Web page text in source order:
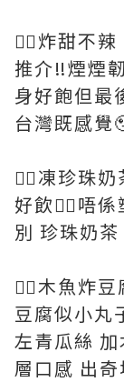
👉🏻炸甜不
推介‼️煙煙
身好飽但最
台灣既感覺
👉🏻凍珍珠
好飲👍🏻唔
別 珍珠奶
👉🏻木魚炸
豆腐似小丸
左青瓜絲
層口感 出